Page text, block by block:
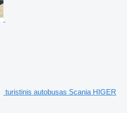
turistinis autobusas Scania HIGER